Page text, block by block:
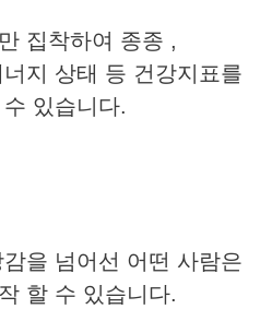
집착하여 종종 ,
지 상태 등 건강지표를
있습니다.
을 넘어선 어떤 사람은
할 수 있습니다.